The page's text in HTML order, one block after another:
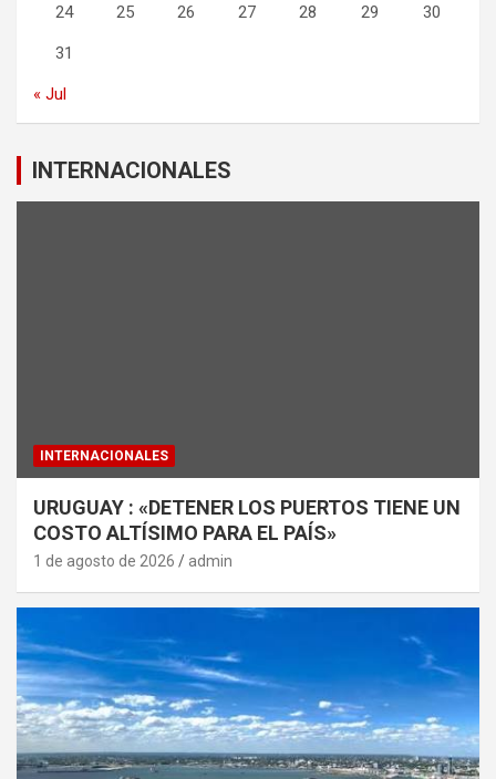
24 25 26 27 28 29 30
31
« Jul
INTERNACIONALES
INTERNACIONALES
URUGUAY : «DETENER LOS PUERTOS TIENE UN
COSTO ALTÍSIMO PARA EL PAÍS»
1 de agosto de 2026 admin